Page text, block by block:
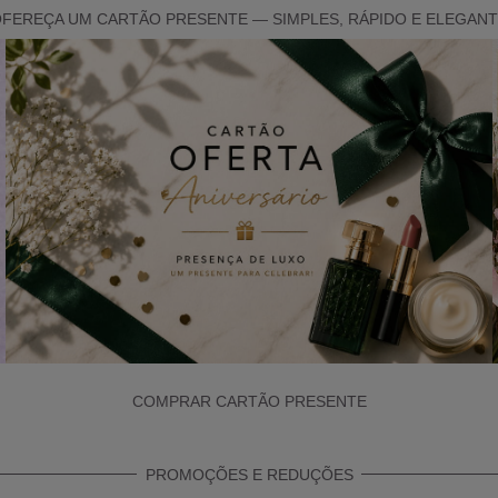
UM CARTÃO PRESENTE — SIMPLES, RÁPIDO E
COMPRAR CARTÃO PRESENTE
PROMOÇÕES E REDUÇÕES